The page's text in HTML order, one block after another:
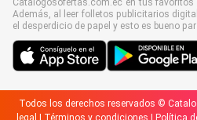
Catalogosofertas.com.ec en tus
Además, al leer folletos publicitarios
el desperdicio de papel y esto es bueno
Todos los derechos reservados ©
legal
Términos y condiciones Política